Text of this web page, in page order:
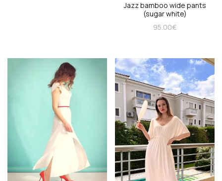
Jazz bamboo wide pants
(sugar white)
95.00€